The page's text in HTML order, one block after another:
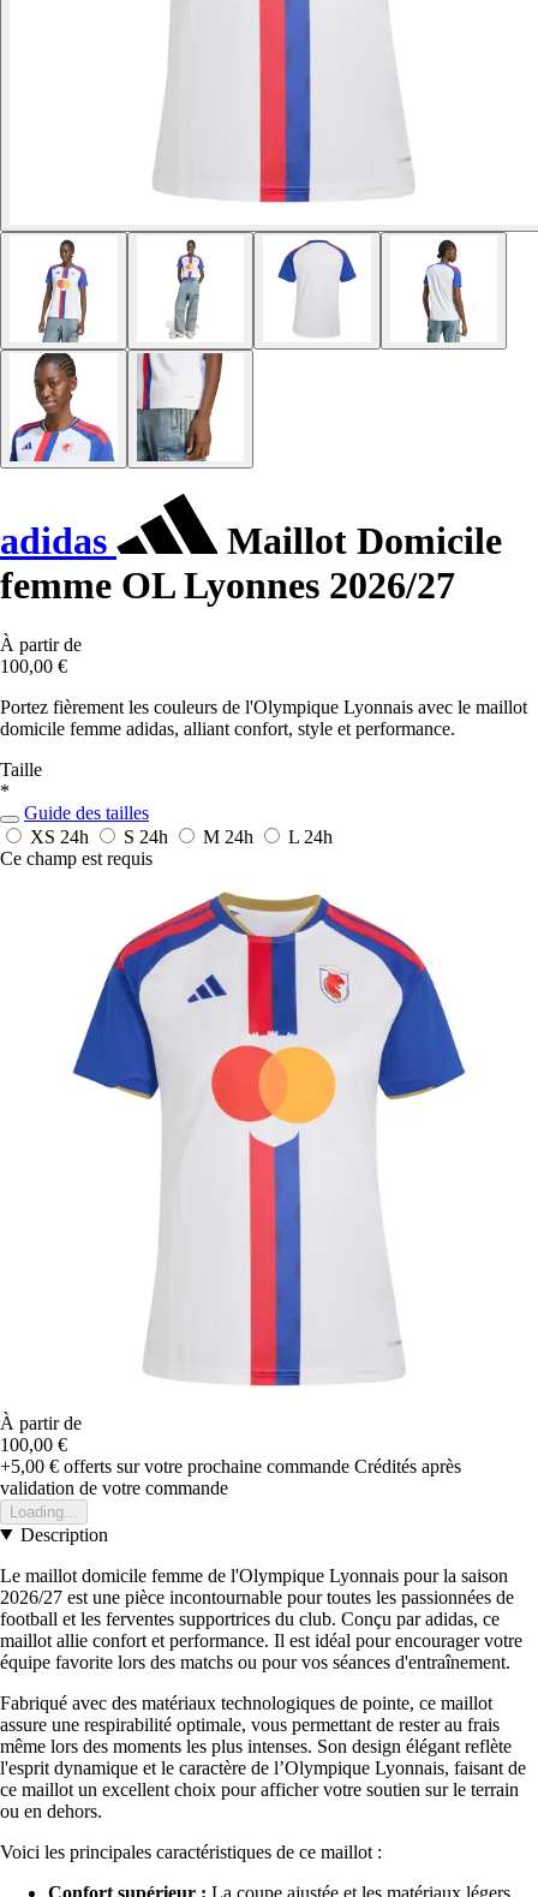
adidas
Maillot Domicile
femme OL Lyonnes 2026/27
À partir de
100,00 €
Portez fièrement les couleurs de l'Olympique Lyonnais avec le maillot
domicile femme adidas, alliant confort, style et performance.
Taille
*
Guide des tailles
XS 24h S 24h M 24h L 24h
Ce champ est requis
À partir de
100,00 €
+5,00 € offerts sur votre prochaine commande Crédités après
validation de votre commande
Loading...
Description
Le maillot domicile femme de l'Olympique Lyonnais pour la saison
2026/27 est une pièce incontournable pour toutes les passionnées de
football et les ferventes supportrices du club. Conçu par adidas, ce
maillot allie confort et performance. Il est idéal pour encourager votre
équipe favorite lors des matchs ou pour vos séances d'entraînement.
Fabriqué avec des matériaux technologiques de pointe, ce maillot
assure une respirabilité optimale, vous permettant de rester au frais
même lors des moments les plus intenses. Son design élégant reflète
l'esprit dynamique et le caractère de l’Olympique Lyonnais, faisant de
ce maillot un excellent choix pour afficher votre soutien sur le terrain
ou en dehors.
Voici les principales caractéristiques de ce maillot :
Confort supérieur : La coupe ajustée et les matériaux légers